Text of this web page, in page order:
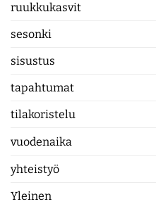
ruukkukasvit
sesonki
sisustus
tapahtumat
tilakoristelu
vuodenaika
yhteistyö
Yleinen